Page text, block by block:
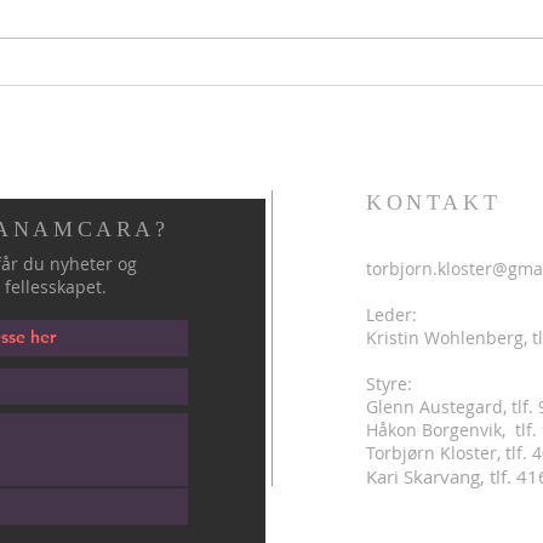
du nyheter og
KONTAKT
Leder:
Kristin Wohlenberg,
Styre:
Glenn Austegard, tlf.
Håkon Borgenvik, tlf.
Torbjørn Kloster, tlf.
Kari Skarvang, tlf.